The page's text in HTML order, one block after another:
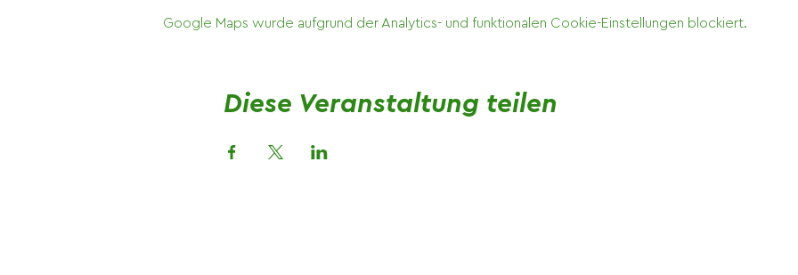
Google Maps wurde aufgrund der Analytics- und funktionalen Cookie-Einstellungen blockiert.
Diese Veranstaltung teilen